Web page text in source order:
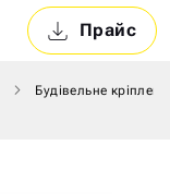
Прайс
Будівельне